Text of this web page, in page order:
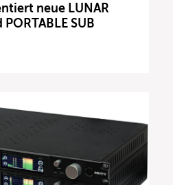
neue LUNAR
SUB